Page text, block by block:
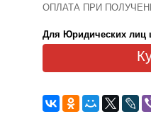
ОПЛАТА ПРИ
Для Юридических лиц